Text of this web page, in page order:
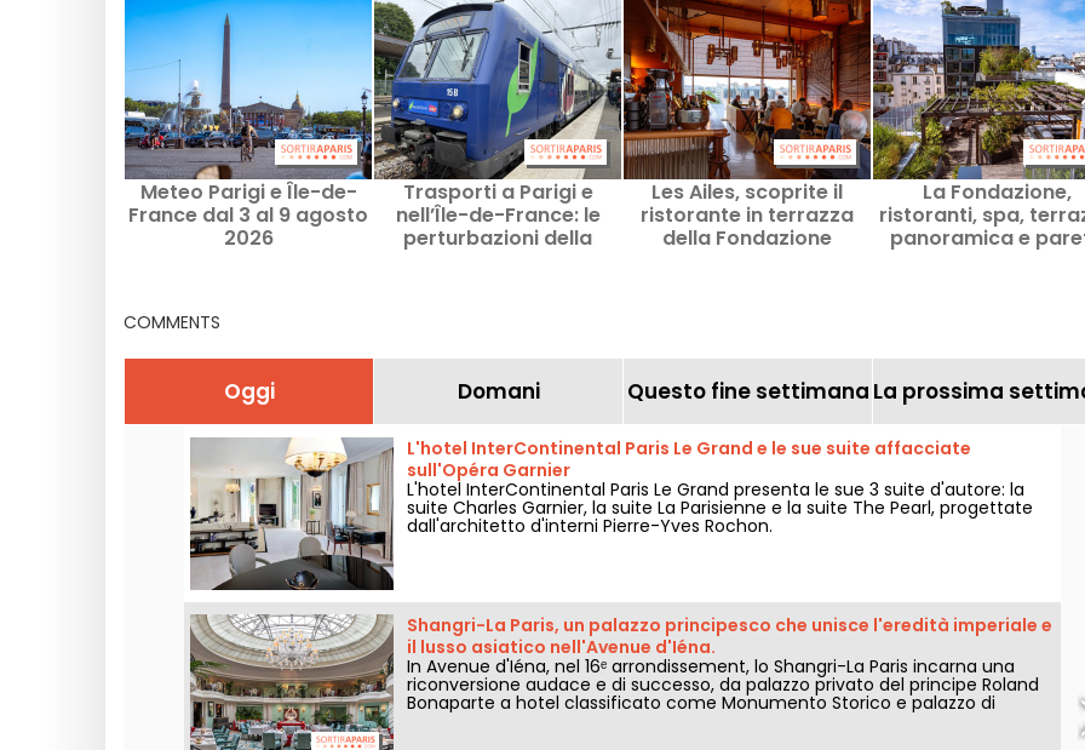
Meteo Parigi e Île-de-
France dal 3 al 9 agosto
2026
Trasporti a Parigi e
nell’Île-de-France: le
perturbazioni della
Les Ailes, scoprite il
ristorante in terrazza
della Fondazione
La Fondazione,
ristoranti, spa,
panoramica e
COMMENTS
Oggi Domani Questo fine settimana La prossima
L'hotel InterContinental Paris Le Grand e le sue suite affacciate
sull'Opéra Garnier
L'hotel InterContinental Paris Le Grand presenta le sue 3 suite d'autore: la
suite Charles Garnier, la suite La Parisienne e la suite The Pearl, progettate
dall'architetto d'interni Pierre-Yves Rochon.
Shangri-La Paris, un palazzo principesco che unisce l'eredità imperiale e
il lusso asiatico nell'Avenue d'Iéna.
In Avenue d'Iéna, nel 16ᵉ arrondissement, lo Shangri-La Paris incarna una
riconversione audace e di successo, da palazzo privato del principe Roland
Bonaparte a hotel classificato come Monumento Storico e palazzo di